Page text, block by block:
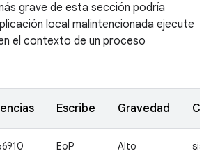
grave de esta sección podría
local malintencionada ejecute
el contexto de un proceso
Escribe Gravedad
EoP Alto